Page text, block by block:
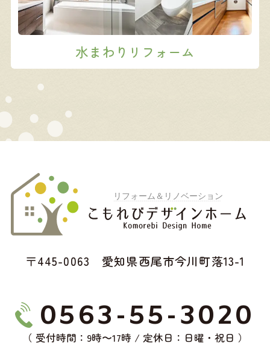
水まわりリフォーム
〒445-0063 愛知県西尾市今川町落13-1
0563-55-3020
（ 受付時間：9時〜17時 / 定休日：日曜・祝日 ）